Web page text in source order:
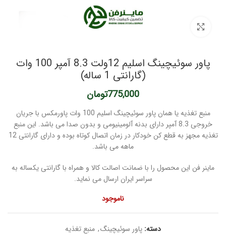
برای بزرگنمایی کلیک کنید
پاور سوئیچینگ اسلیم 12ولت 8.3 آمپر 100 وات
(گارانتی 1 ساله)
775,000تومان
منبع تغذیه یا همان پاور سوئیچینگ اسلیم 100 وات پاورمکس با جریان
خروجی 8.3 آمپر دارای بدنه آلومینیومی و بدون صدا می باشد. این منبع
تغذیه مجهز به قطع کن خودکار در زمان اتصال کوتاه بوده و دارای گارانتی 12
ماهه می باشد.
ماینر فن این محصول را با ضمانت اصالت کالا و همراه با گارانتی یکساله به
سراسر ایران ارسال می نماید.
ناموجود
دسته: پاور سوئیچینگ, منبع تغذیه